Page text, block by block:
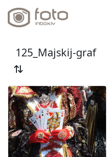
125_Majskij-graf